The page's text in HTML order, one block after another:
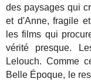
des paysages qui
et d'Anne, fragile
les films qui
vérité presque.
Lelouch. Comme
Belle Époque, le